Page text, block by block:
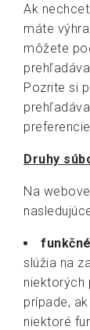
Ak
máte
môžete
Pozrite si
Druhy
Na
slúžia na
niektorých
prípade,
niektoré